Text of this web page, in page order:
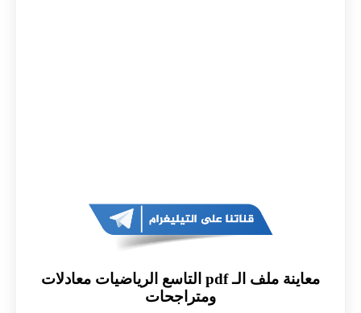
معاينة ملف الـ pdf التاسع الرياضيات معادلات
ومتراجحات